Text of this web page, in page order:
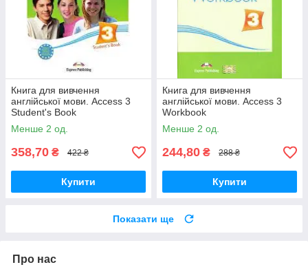
Книга для вивчення
англійської мови. Access 3
Student's Book
Менше 2 од.
358,70 ₴ 422 ₴
Купити
Книга для вивчення
англійської мови. Access 3
Workbook
Менше 2 од.
244,80 ₴ 288 ₴
Купити
Показати ще
Про нас